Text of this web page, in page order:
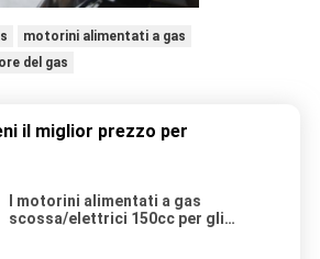
motorini alimentati a gas
del gas
il miglior prezzo per
I motorini alimentati a gas
scossa/elettrici 150cc per gli